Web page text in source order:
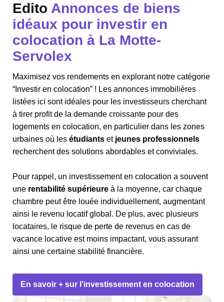
Edito Annonces de biens
idéaux pour investir en
colocation à La Motte-
Servolex
Maximisez vos rendements en explorant notre catégorie
“Investir en colocation” ! Les annonces immobilières
listées ici sont idéales pour les investisseurs cherchant
à tirer profit de la demande croissante pour des
logements en colocation, en particulier dans les zones
urbaines où les étudiants et jeunes professionnels
recherchent des solutions abordables et conviviales.
Pour rappel, un investissement en colocation a souvent
une rentabilité supérieure à la moyenne, car chaque
chambre peut être louée individuellement, augmentant
ainsi le revenu locatif global. De plus, avec plusieurs
locataires, le risque de perte de revenus en cas de
vacance locative est moins impactant, vous assurant
ainsi une certaine stabilité financière.
En savoir + sur l'investissement en colocation